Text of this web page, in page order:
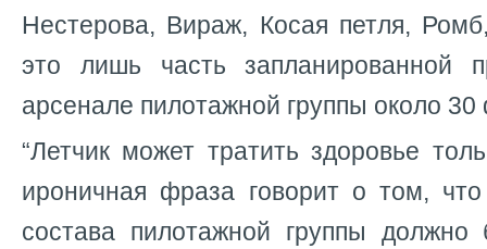
Нестерова, Вираж, Косая петля,
это лишь часть запланированной
арсенале пилотажной группы около
“Летчик может тратить здоровье
ироничная фраза говорит о том,
состава пилотажной группы